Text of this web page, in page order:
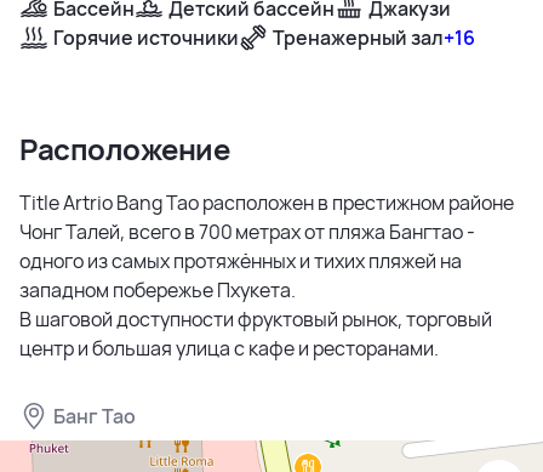
Бассейн Детский бассейн
Джакузи
Горячие источники
Тренажерный зал+16
Расположение
Title Artrio Bang Tao расположен в престижном районе
Чонг Талей, всего в 700 метрах от пляжа Бангтао -
одного из самых протяжённых и тихих пляжей на
западном побережье Пхукета.
В шаговой доступности фруктовый рынок, торговый
центр и большая улица с кафе и ресторанами.
Банг Тао